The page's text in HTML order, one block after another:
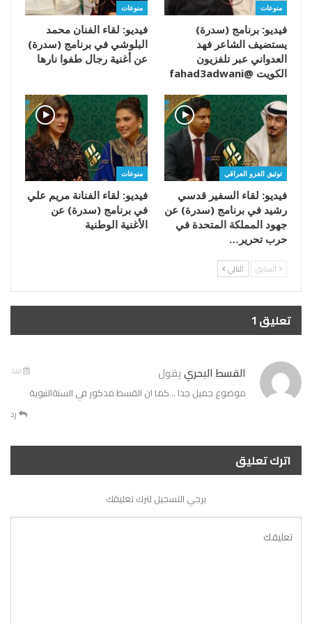
منوعات
فيديو: برنامج (سدرة)
يستضيف الشاعر فهد
العدواني عبر تلفزيون
الكويت @fahad3adwani
منوعات
فيديو: لقاء الفنان محمد
البلوشي في برنامج (سدرة)
عن أغنية رجال طفوا نارها
توثيق الغزو العراقي
فيديو: لقاء السفير قدسي
رشيد في برنامج (سدرة) عن
جهود المملكة المتحدة في
حرب تحرير…
منوعات
فيديو: لقاء الفنانة مريم علي
في برنامج (سدرة) عن
الأغنية الوطنية
السابق التالي
تعليق 1
القسط البحرييقول منذ
موضوع جميل جدا .. كما ان القسط مدكور في السنةالنبوية
رد
اترك تعليق
يرجي التسجيل لترك تعليقك